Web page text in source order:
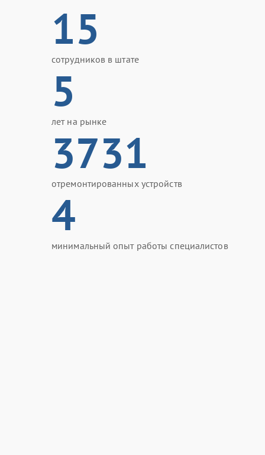
15
сотрудников в штате
5
лет на рынке
3731
отремонтированных устройств
4
минимальный опыт работы специалистов